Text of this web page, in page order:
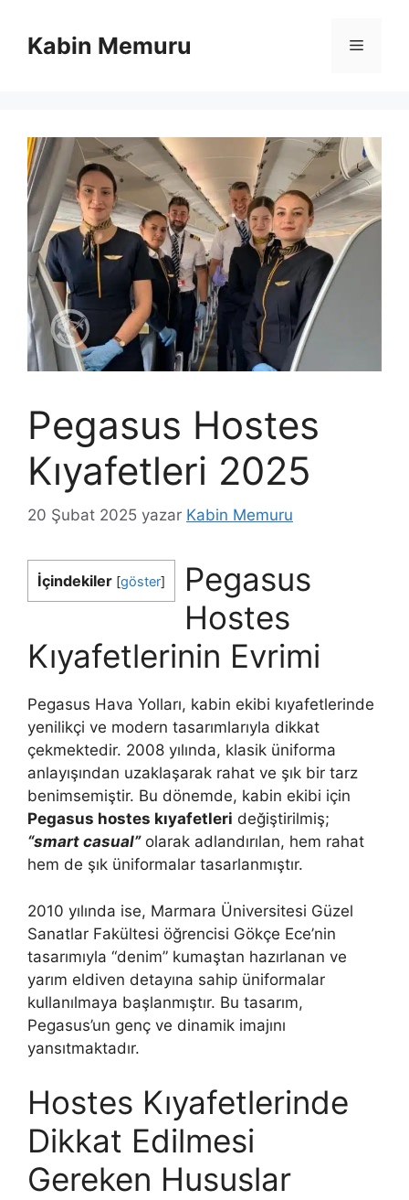
Kabin Memuru Menü
Pegasus Hostes
Kıyafetleri 2025
20 Şubat 2025 yazar Kabin Memuru
İçindekiler [göster]
Pegasus
Hostes
Kıyafetlerinin Evrimi
Pegasus Hava Yolları, kabin ekibi kıyafetlerinde
yenilikçi ve modern tasarımlarıyla dikkat
çekmektedir. 2008 yılında, klasik üniforma
anlayışından uzaklaşarak rahat ve şık bir tarz
benimsemiştir. Bu dönemde, kabin ekibi için
Pegasus hostes kıyafetleri değiştirilmiş;
“smart casual”olarak adlandırılan, hem rahat
hem de şık üniformalar tasarlanmıştır.
2010 yılında ise, Marmara Üniversitesi Güzel
Sanatlar Fakültesi öğrencisi Gökçe Ece’nin
tasarımıyla “denim” kumaştan hazırlanan ve
yarım eldiven detayına sahip üniformalar
kullanılmaya başlanmıştır. Bu tasarım,
Pegasus’un genç ve dinamik imajını
yansıtmaktadır.
Hostes Kıyafetlerinde
Dikkat Edilmesi
Gereken Hususlar